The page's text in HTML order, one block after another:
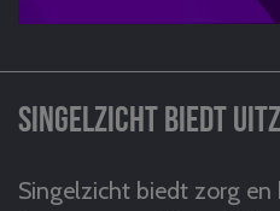
Singelzicht biedt
Singelzicht biedt zorg en